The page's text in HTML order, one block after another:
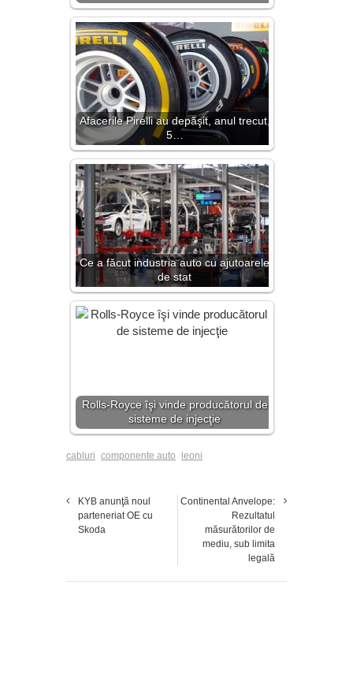
Afacerile Pirelli au depăşit, anul trecut,
5…
Ce a făcut industria auto cu ajutoarele
de stat
Rolls-Royce îşi vinde producătorul de
sisteme de injecţie
cabluri componente auto leoni
KYB anunţă noul
parteneriat OE cu
Skoda
Continental Anvelope:
Rezultatul
măsurătorilor de
mediu, sub limita
legală